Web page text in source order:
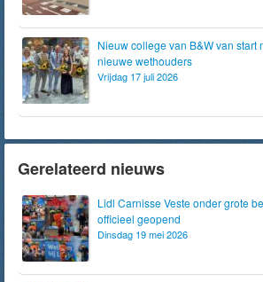
Nieuw college van B&W van start
nieuwe wethouders
Vrijdag 17 juli 2026
Gerelateerd nieuws
Lidl Carnisse Veste onder grote
officieel geopend
Dinsdag 19 mei 2026